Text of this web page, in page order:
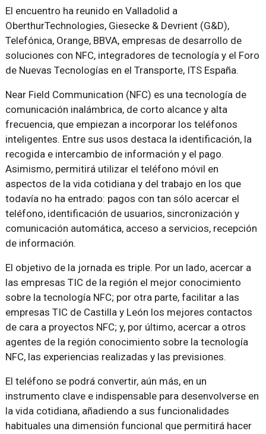
El encuentro ha reunido en Valladolid a
OberthurTechnologies, Giesecke & Devrient (G&D),
Telefónica, Orange, BBVA, empresas de desarrollo de
soluciones con NFC, integradores de tecnología y el Foro
de Nuevas Tecnologías en el Transporte, ITS España.
Near Field Communication (NFC) es una tecnología de
comunicación inalámbrica, de corto alcance y alta
frecuencia, que empiezan a incorporar los teléfonos
inteligentes. Entre sus usos destaca la identificación, la
recogida e intercambio de información y el pago.
Asimismo, permitirá utilizar el teléfono móvil en
aspectos de la vida cotidiana y del trabajo en los que
todavía no ha entrado: pagos con tan sólo acercar el
teléfono, identificación de usuarios, sincronización y
comunicación automática, acceso a servicios, recepción
de información.
El objetivo de la jornada es triple. Por un lado, acercar a
las empresas TIC de la región el mejor conocimiento
sobre la tecnología NFC; por otra parte, facilitar a las
empresas TIC de Castilla y León los mejores contactos
de cara a proyectos NFC; y, por último, acercar a otros
agentes de la región conocimiento sobre la tecnología
NFC, las experiencias realizadas y las previsiones.
El teléfono se podrá convertir, aún más, en un
instrumento clave e indispensable para desenvolverse en
la vida cotidiana, añadiendo a sus funcionalidades
habituales una dimensión funcional que permitirá hacer